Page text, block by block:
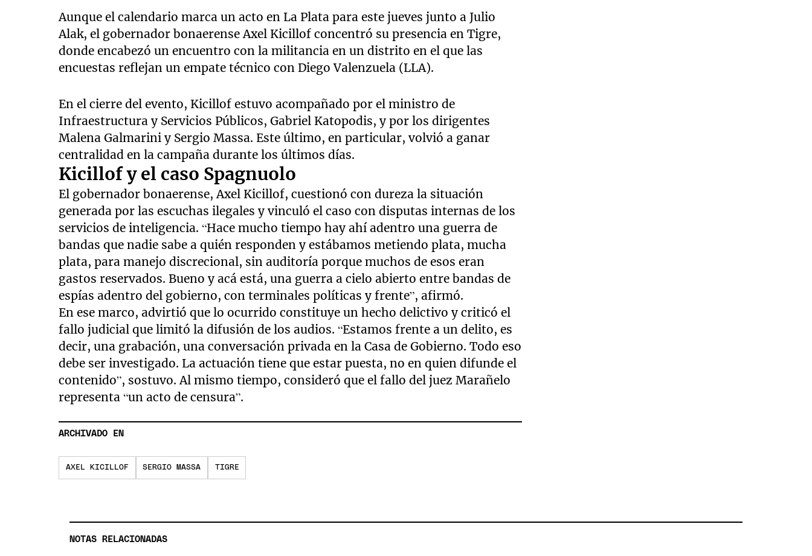
Aunque el calendario marca un acto en La Plata para este jueves junto a Julio
Alak, el gobernador bonaerense Axel Kicillof concentró su presencia en Tigre,
donde encabezó un encuentro con la militancia en un distrito en el que las
encuestas reflejan un empate técnico con Diego Valenzuela (LLA).
En el cierre del evento, Kicillof estuvo acompañado por el ministro de
Infraestructura y Servicios Públicos, Gabriel Katopodis, y por los dirigentes
Malena Galmarini y Sergio Massa. Este último, en particular, volvió a ganar
centralidad en la campaña durante los últimos días.
Kicillof y el caso Spagnuolo
El gobernador bonaerense, Axel Kicillof, cuestionó con dureza la situación
generada por las escuchas ilegales y vinculó el caso con disputas internas de los
servicios de inteligencia. “Hace mucho tiempo hay ahí adentro una guerra de
bandas que nadie sabe a quién responden y estábamos metiendo plata, mucha
plata, para manejo discrecional, sin auditoría porque muchos de esos eran
gastos reservados. Bueno y acá está, una guerra a cielo abierto entre bandas de
espías adentro del gobierno, con terminales políticas y frente”, afirmó.
En ese marco, advirtió que lo ocurrido constituye un hecho delictivo y criticó el
fallo judicial que limitó la difusión de los audios. “Estamos frente a un delito, es
decir, una grabación, una conversación privada en la Casa de Gobierno. Todo eso
debe ser investigado. La actuación tiene que estar puesta, no en quien difunde el
contenido”, sostuvo. Al mismo tiempo, consideró que el fallo del juez Marañelo
representa “un acto de censura”.
ARCHIVADO EN
AXEL KICILLOF SERGIO MASSA TIGRE
NOTAS RELACIONADAS